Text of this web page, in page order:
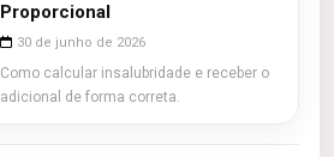
Proporcional
30 de junho de 2026
Como calcular insalubridade e receber o
adicional de forma correta.